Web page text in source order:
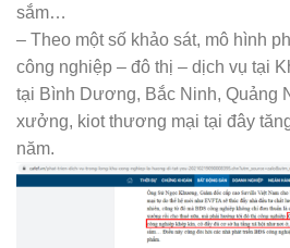
sắm…
– Theo một số khảo sát, mô hình
công nghiệp – đô thị – dịch vụ tại
tại Bình Dương, Bắc Ninh, Quảng
xưởng, kiot thương mại tại đây
năm.